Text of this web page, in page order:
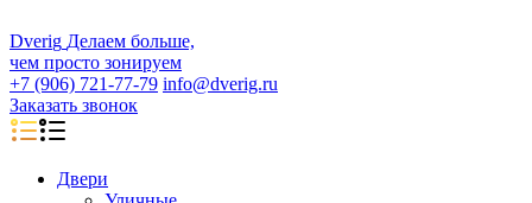
Dverig Делаем больше,
чем просто зонируем
+7 (906) 721-77-79 info@dverig.ru
Заказать звонок
Двери